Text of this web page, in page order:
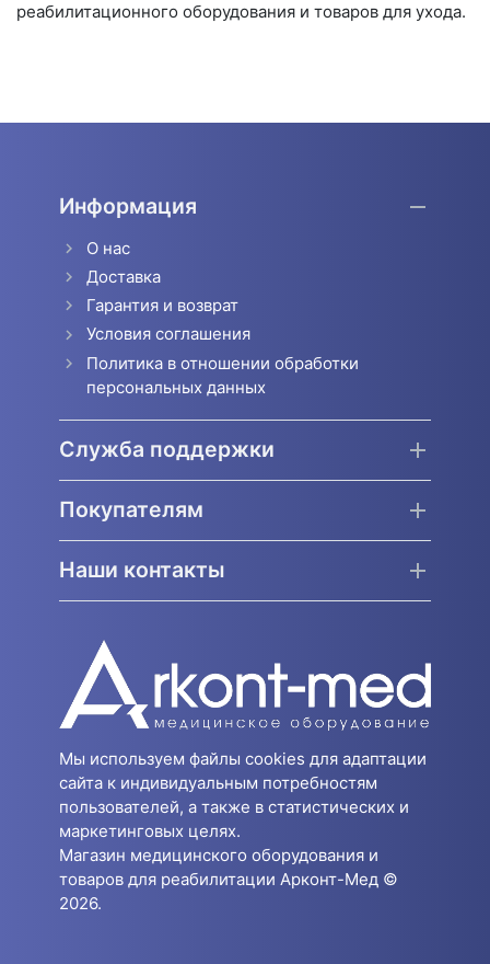
реабилитационного оборудования и товаров для ухода.
Информация
О нас
Доставка
Гарантия и возврат
Условия соглашения
Политика в отношении обработки
персональных данных
Служба поддержки
Покупателям
Наши контакты
Мы используем файлы cookies для адаптации
сайта к индивидуальным потребностям
пользователей, а также в статистических и
маркетинговых целях.
Магазин медицинского оборудования и
товаров для реабилитации Арконт-Мед ©
2026.